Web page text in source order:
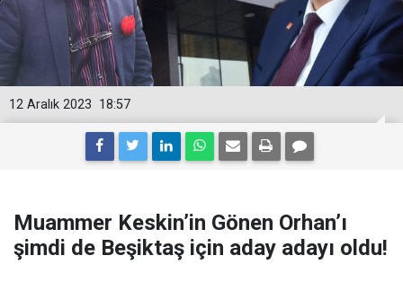
18:57
12 Aralık 2023
Muammer Keskin’in Gönen Orhan’ı
şimdi de Beşiktaş için aday adayı oldu!